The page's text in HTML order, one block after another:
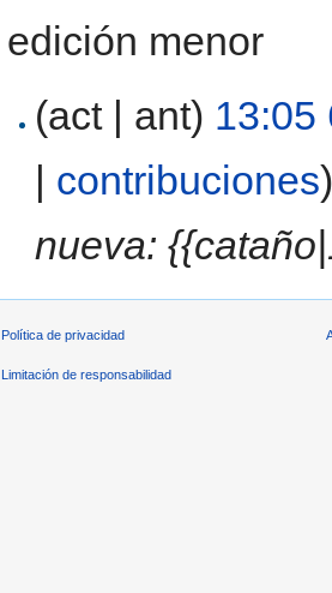
edición menor
(act | ant) 13:05
| contribuciones
nueva:
Política de privacidad
Limitación de responsabilidad